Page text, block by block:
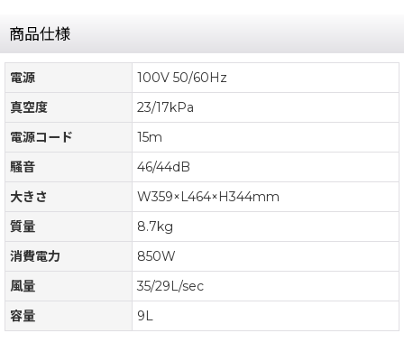
商品仕様
電源
100V 50/60Hz
真空度
23/17kPa
電源コード
15m
騒音
46/44dB
大きさ
W359×L464×H344mm
質量
8.7kg
消費電力
850W
風量
35/29L/sec
容量
9L